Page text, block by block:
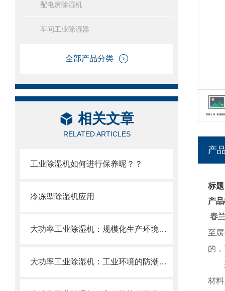
配电房除湿机
车间工业除湿器
全部产品分类
相关文章
RELATED ARTICLES
工业除湿机如何进行保养呢？？
冷冻型除湿机应用
大功率工业除湿机：规模化生产环境的湿度调控中枢
大功率工业除湿机：工业环境的防潮卫士
产
标
产
春
至
的
材